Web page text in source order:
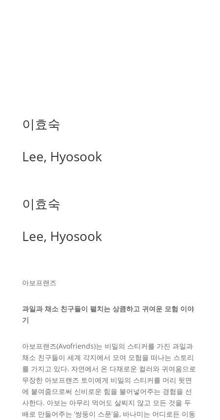
이효숙
Lee, Hyosook
이효숙
Lee, Hyosook
아보프랜즈
과일과 채소 친구들이 펼치는 상큼하고 귀여운 모험 이야
기
아보프랜즈(Avofriends)는 비밀의 스티커를 가진 과일과
채소 친구들이 세계 각지에서 모여 모험을 떠나는 스토리
를 가지고 있다. 자연에서 온 다채로운 컬러와 귀여움으로
무장한 아보프랜즈 토이에게 비밀의 스티커를 머리 뒷면
에 붙여줌으로써 신비로운 힘을 불어넣어주는 경험을 선
사한다. 아보는 아무리 먹어도 살찌지 않고 모든 것을 두
배로 만들어주는 ‘쌍둥이 스푼’을, 바나미는 어디로든 이동